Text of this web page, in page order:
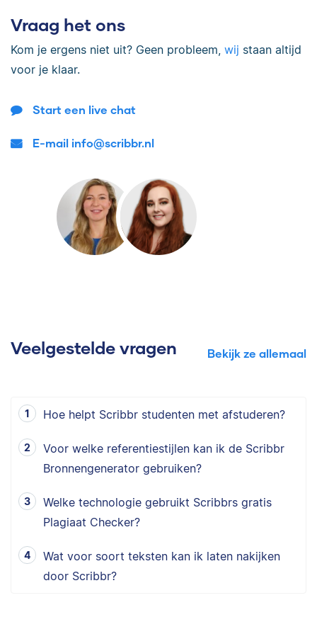
Vraag het ons
Kom je ergens niet uit? Geen probleem, wij staan altijd
voor je klaar.
Start een live chat
E-mail info@scribbr.nl
Veelgestelde vragen Bekijk ze allemaal
Hoe helpt Scribbr studenten met afstuderen?
Voor welke referentiestijlen kan ik de Scribbr
Bronnengenerator gebruiken?
Welke technologie gebruikt Scribbrs gratis
Plagiaat Checker?
Wat voor soort teksten kan ik laten nakijken
door Scribbr?